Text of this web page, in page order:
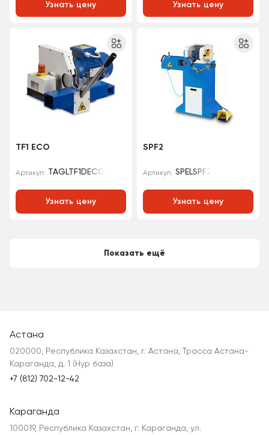
Узнать цену Узнать цену
TF1 ECO
Артикул: TAGLTF1DECO
Узнать цену
SPF2
Артикул: SPELSPF2
Узнать цену
Показать ещё
Астана
020000, Республика Казахстан, г. Астана, Трасса Астана-
Караганда, д. 1 (Нур база)
+7 (812) 702-12-42
Караганда
100019, Республика Казахстан, г. Караганда, ул.